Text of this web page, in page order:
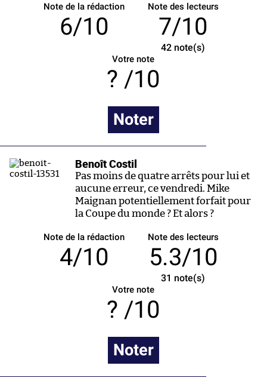
Note de la rédaction
6/10
Note des lecteurs
7/10
42 note(s)
Votre note
/10
Noter
Benoît Costil
Pas moins de quatre arrêts pour lui et
aucune erreur, ce vendredi. Mike
Maignan potentiellement forfait pour
la Coupe du monde ? Et alors ?
Note de la rédaction
4/10
Note des lecteurs
5.3/10
31 note(s)
Votre note
/10
Noter